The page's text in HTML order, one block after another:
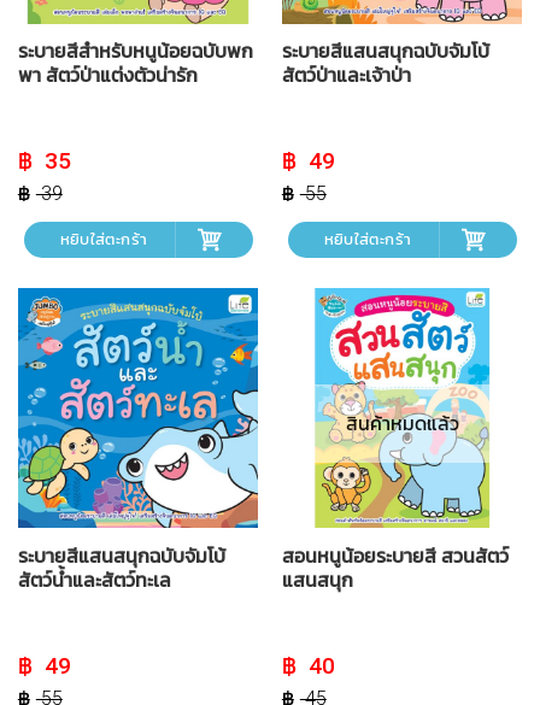
ระบายสีสำหรับหนูน้อยฉบับพก
พา สัตว์ป่าแต่งตัวน่ารัก
39
Original
price
was:
฿ 39.
35
Current
price
is:
฿ 35.
หยิบใส่ตะกร้า
ระบายสีแสนสนุกฉบับจัมโบ้
สัตว์ป่าและเจ้าป่า
55
Original
price
was:
฿ 55.
49
Current
price
is:
฿ 49.
หยิบใส่ตะกร้า
ระบายสีแสนสนุกฉบับจัมโบ้
สัตว์น้ำและสัตว์ทะเล
55
Original
price
was:
49
Current
price
is:
สินค้าหมดแล้ว
สอนหนูน้อยระบายสี สวนสัตว์
แสนสนุก
45
Original
price
was:
40
Current
price
is: